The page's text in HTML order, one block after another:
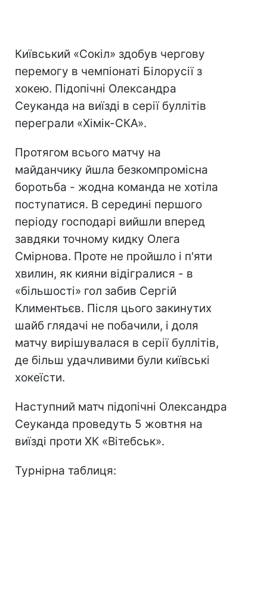
Київський «Сокіл» здобув чергову
перемогу в чемпіонаті Білорусії з
хокею. Підопічні Олександра
Сеуканда на виїзді в серії буллітів
переграли «Хімік-СКА».
Протягом всього матчу на
майданчику йшла безкомпромісна
боротьба - жодна команда не хотіла
поступатися. В середині першого
періоду господарі вийшли вперед
завдяки точному кидку Олега
Смірнова. Проте не пройшло і п'яти
хвилин, як кияни відігралися - в
«більшості» гол забив Сергій
Климентьєв. Після цього закинутих
шайб глядачі не побачили, і доля
матчу вирішувалася в серії буллітів,
де більш удачливими були київські
хокеїсти.
Наступний матч підопічні Олександра
Сеуканда проведуть 5 жовтня на
виїзді проти ХК «Вітебськ».
Турнірна таблиця: